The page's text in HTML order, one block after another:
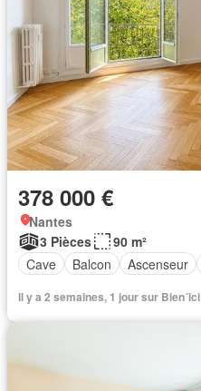
378 000 €
Nantes
3 Pièces
90 m²
Cave
Balcon Ascenseur
Il y a 2 semaines, 1 jour sur Bien´ici